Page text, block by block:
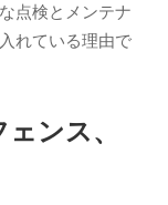
点検とメンテナ
れている理由で
ンス、